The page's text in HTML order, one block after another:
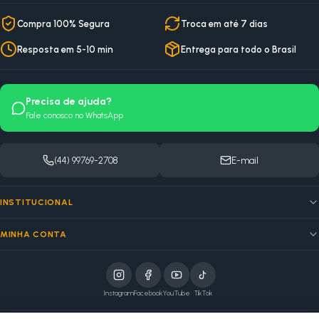
Compra 100% Segura Troca em até 7 dias
Resposta em 5-10 min Entrega para todo o Brasil
Precisa de ajuda?
Fale conosco no WhatsApp
(44) 99769-2708 E-mail
INSTITUCIONAL
MINHA CONTA
InstagramFacebookYouTube TikTok